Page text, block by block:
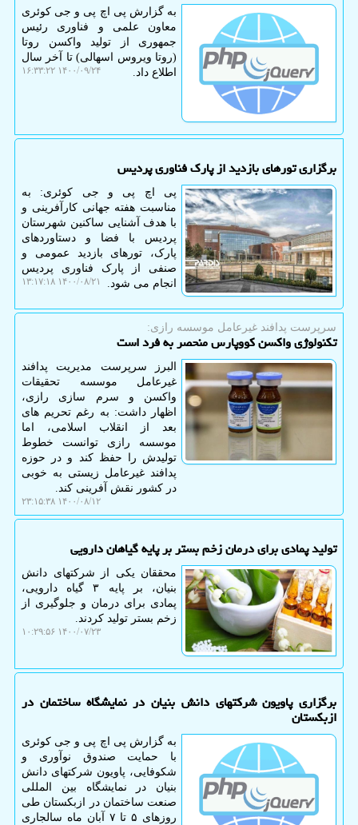
به گزارش پی اچ پی و جی کوئری
معاون علمی و فناوری رئیس
جمهوری از تولید واکسن روتا
(روتا ویروس اسهالی) تا آخر سال
اطلاع داد.
۱۴۰۰/۰۹/۲۴ ۱۶:۳۳:۲۲
برگزاری تورهای بازدید از پارک فناوری پردیس
پی اچ پی و جی کوئری: به
مناسبت هفته جهانی کارآفرینی و
با هدف آشنایی ساکنین شهرستان
پردیس با فضا و دستاوردهای
پارک، تورهای بازدید عمومی و
صنفی از پارک فناوری پردیس
انجام می شود.
۱۴۰۰/۰۸/۲۱ ۱۳:۱۷:۱۸
سرپرست پدافند غیرعامل موسسه رازی:
تکنولوژی واکسن کووپارس منحصر به فرد است
البرز سرپرست مدیریت پدافند
غیرعامل موسسه تحقیقات
واکسن و سرم سازی رازی،
اظهار داشت: به رغم تحریم های
بعد از انقلاب اسلامی، اما
موسسه رازی توانست خطوط
تولیدش را حفظ کند و در حوزه
پدافند غیرعامل زیستی به خوبی
در کشور نقش آفرینی کند.
۱۴۰۰/۰۸/۱۲ ۲۳:۱۵:۳۸
تولید پمادی برای درمان زخم بستر بر پایه گیاهان دارویی
محققان یکی از شرکتهای دانش
بنیان، بر پایه ۳ گیاه دارویی،
پمادی برای درمان و جلوگیری از
زخم بستر تولید کردند.
۱۴۰۰/۰۷/۲۳ ۱۰:۲۹:۵۶
برگزاری پاویون شرکتهای دانش بنیان در نمایشگاه ساختمان در
ازبکستان
به گزارش پی اچ پی و جی کوئری
با حمایت صندوق نوآوری و
شکوفایی، پاویون شرکتهای دانش
بنیان در نمایشگاه بین المللی
صنعت ساختمان در ازبکستان طی
روزهای ۵ تا ۷ آبان ماه سالجاری